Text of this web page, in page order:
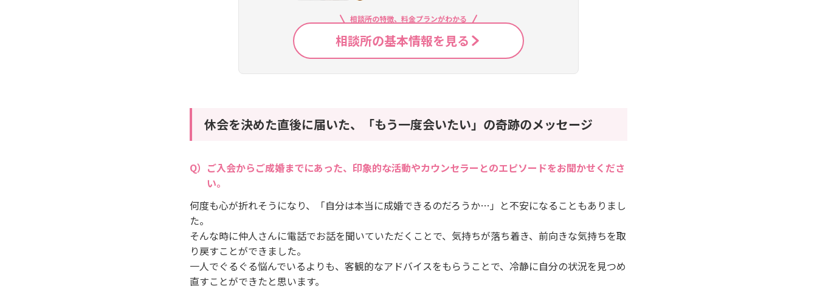
相談所の特徴、料金プランがわかる
相談所の基本情報を見る
休会を決めた直後に届いた、「もう一度会いたい」の奇跡のメッセージ
ご入会からご成婚までにあった、印象的な活動やカウンセラーとのエピソードをお聞かせくださ
い。
何度も心が折れそうになり、「自分は本当に成婚できるのだろうか…」と不安になることもありまし
た。
そんな時に仲人さんに電話でお話を聞いていただくことで、気持ちが落ち着き、前向きな気持ちを取
り戻すことができました。
一人でぐるぐる悩んでいるよりも、客観的なアドバイスをもらうことで、冷静に自分の状況を見つめ
直すことができたと思います。